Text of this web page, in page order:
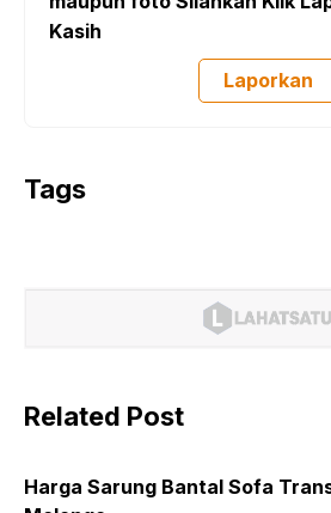
Kasih
Laporkan
Tags
Related Post
Harga Sarung Bantal Sofa